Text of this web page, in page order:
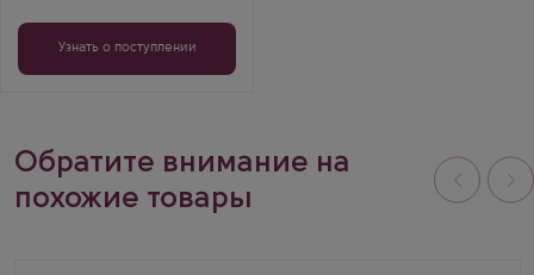
Узнать о поступлении
Обратите внимание на
похожие товары